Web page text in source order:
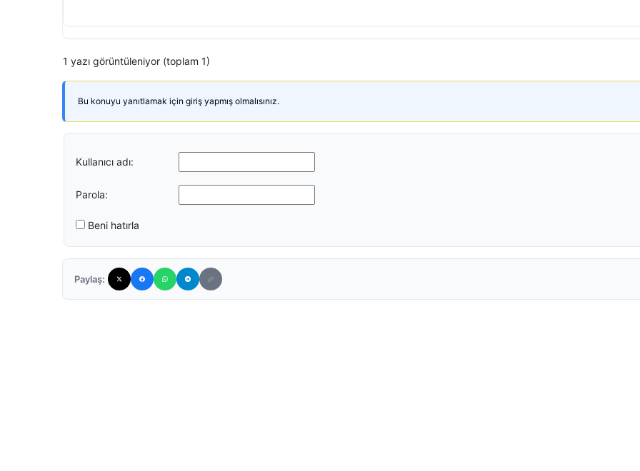
1 yazı görüntüleniyor (toplam 1)
Bu konuyu yanıtlamak için giriş yapmış olmalısınız.
Kullanıcı adı:
Parola:
Beni hatırla
Paylaş: